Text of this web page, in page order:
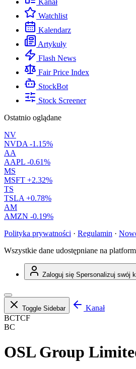
Kanał
Watchlist
Kalendarz
Artykuły
Flash News
Fair Price Index
StockBot
Stock Screener
Ostatnio oglądane
NV
NVDA -1.15%
AA
AAPL -0.61%
MS
MSFT +2.32%
TS
TSLA +0.78%
AM
AMZN -0.19%
Polityka prywatności · Regulamin ·
Wszystkie dane udostępniane na
Zaloguj się Spersonalizuj swój
Toggle Sidebar
Kanał
BCTCF
BC
OSL Group